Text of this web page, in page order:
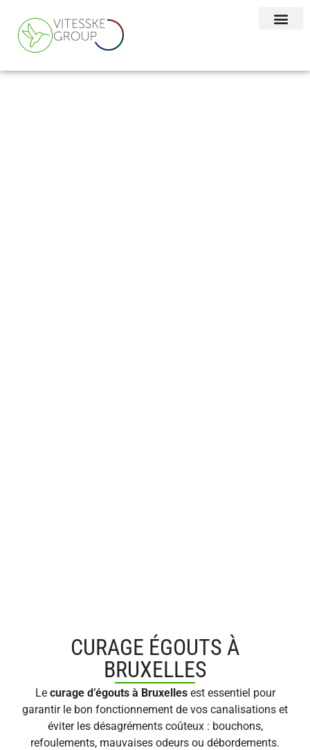
CURAGE ÉGOUTS À
BRUXELLES
Le curage d’égouts à Bruxellesest essentiel pour
garantir le bon fonctionnement de vos canalisations et
éviter les désagréments coûteux : bouchons,
refoulements, mauvaises odeurs ou débordements.